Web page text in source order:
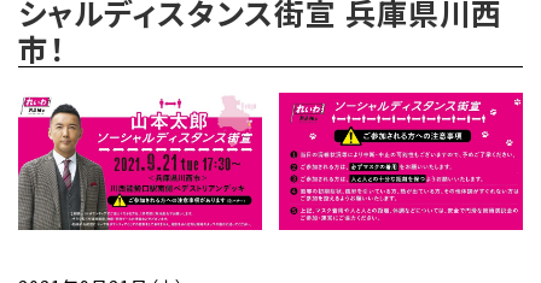
シャルディスタンス街宣 兵庫県川西
市！